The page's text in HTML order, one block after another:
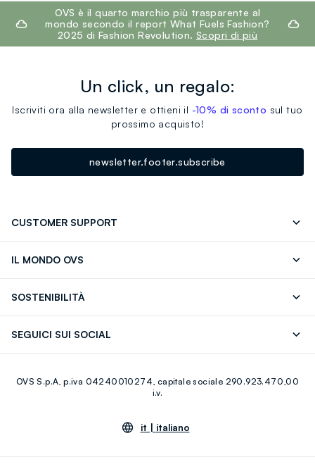
footer.ariatitleOVS è il quarto marchio più trasparente al
mondo secondo il report What Fuels Fashion?
2025 di Fashion Revolution. Scopri di più
Un click, un regalo:
Iscriviti ora alla newsletter e ottieni il -10% di sconto sul tuo
prossimo acquisto!
newsletter.footer.subscribe
CUSTOMER SUPPORT
IL MONDO OVS
Giftcard
SOSTENIBILITÀ
SEGUICI SUI SOCIAL
Youtube Linkedin
OVS S.p.A, p.iva 04240010274, capitale sociale 290.923.470,00
i.v.
it | italiano